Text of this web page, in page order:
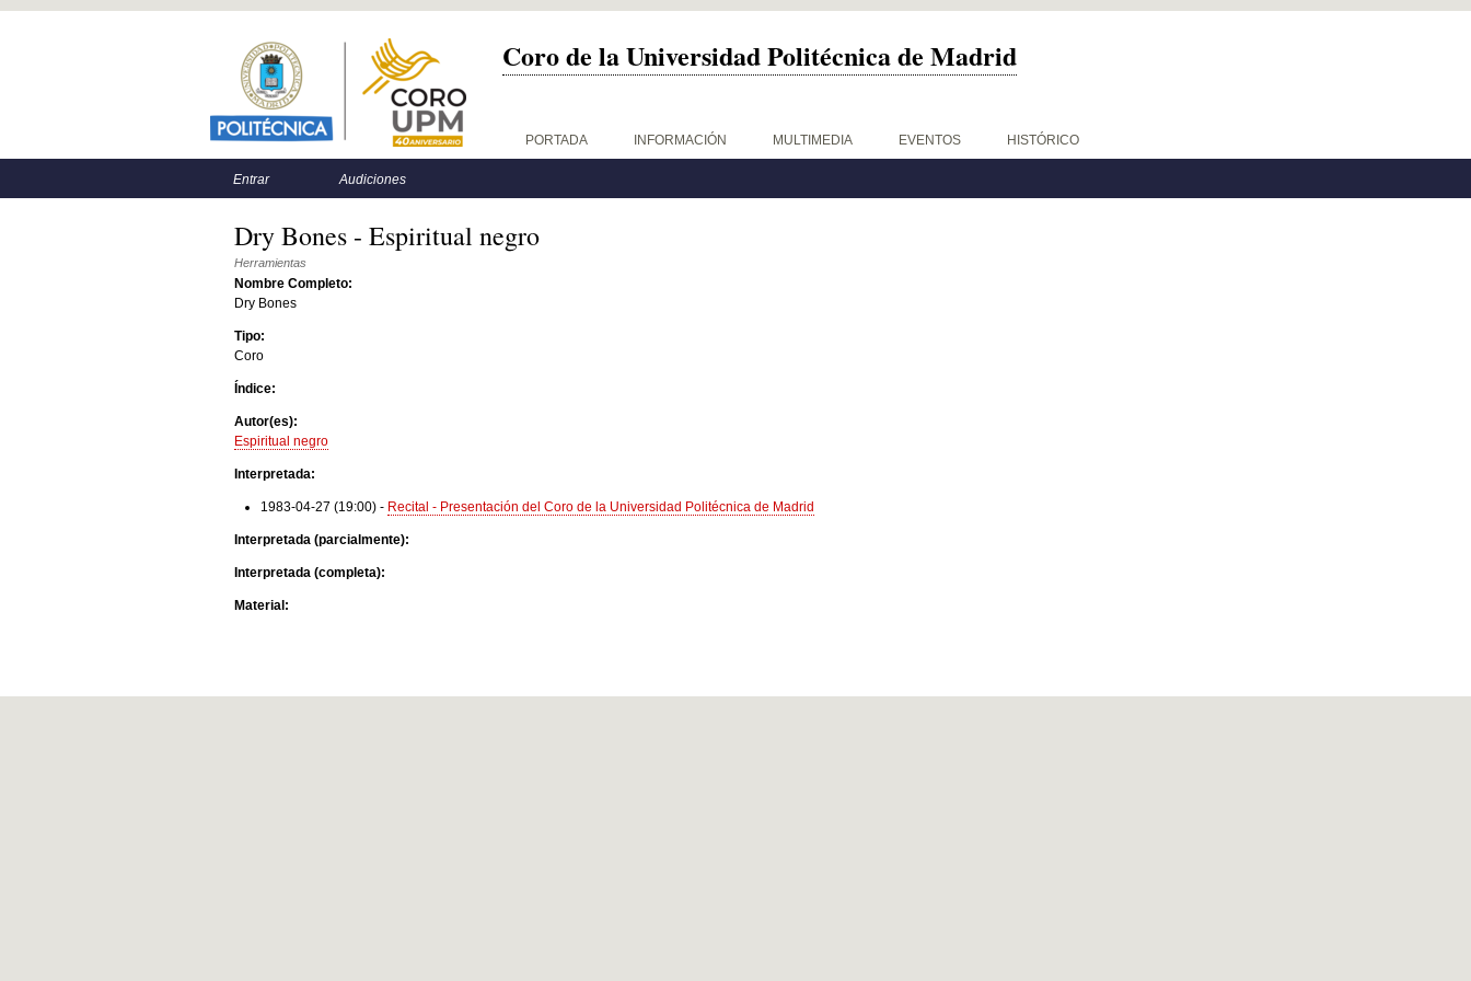
Coro de la Universidad Politécnica de Madrid
PORTADA INFORMACIÓN MULTIMEDIA EVENTOS HISTÓRICO
Entrar Audiciones
Dry Bones - Espiritual negro
Herramientas
Nombre Completo:
Dry Bones
Tipo:
Coro
Índice:
Autor(es):
Espiritual negro
Interpretada:
1983-04-27 (19:00) - Recital - Presentación del Coro de la Universidad Politécnica de Madrid
Interpretada (parcialmente):
Interpretada (completa):
Material: